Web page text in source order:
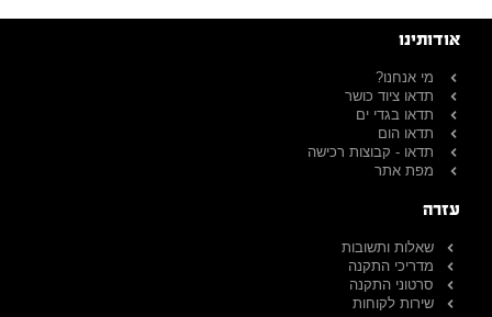
אודותינו
מי אנחנו?
תדאו ציוד כושר
תדאו בגדי ים
תדאו הום
תדאו - קבוצות רכישה
מפת אתר
עזרה
שאלות ותשובות
מדריכי התקנה
סרטוני התקנה
שירות לקוחות